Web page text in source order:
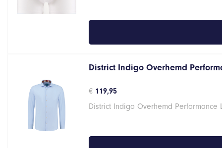
District Indigo Overhemd
€ 119,95
District Indigo Overhemd Performance